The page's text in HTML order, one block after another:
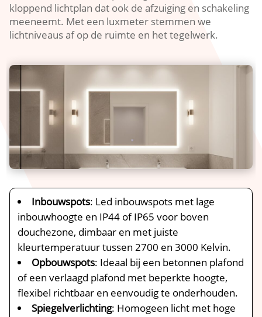
kloppend lichtplan dat ook de afzuiging en schakeling
meeneemt.​ Met een luxmeter stemmen we
lichtniveaus af op de ruimte en het tegelwerk.​
Inbouwspots: Led inbouwspots met lage
inbouwhoogte en IP44 of IP65 voor boven
douchezone, dimbaar en met juiste
kleurtemperatuur tussen 2700 en 3000 Kelvin.​
Opbouwspots: Ideaal bij een betonnen plafond
of een verlaagd plafond met beperkte hoogte,
flexibel richtbaar en eenvoudig te onderhouden.​
Spiegelverlichting: Homogeen licht met hoge